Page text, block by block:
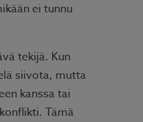
ei tunnu
tekijä. Kun
siivota, mutta
kanssa tai
Tämä